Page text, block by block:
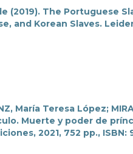
(2019). The Portuguese
and Korean Slaves.
María Teresa López;
Muerte y poder de
2021, 752 pp.,